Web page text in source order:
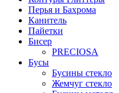
Перья и Бахрома
Канитель
Пайетки
Бисер
PRECIOSA
Бусы
Бусины стекло
Жемчуг стекло